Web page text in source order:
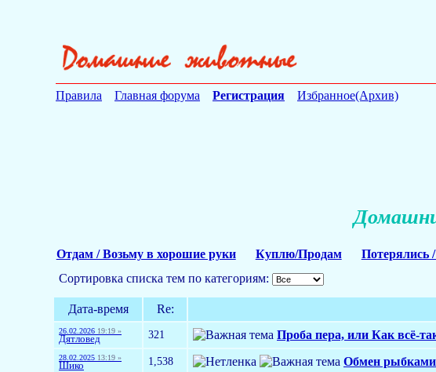
Правила Главная форума Регистрация Избранное(Архив)
Отдам / Возьму в хорошие руки Куплю/Продам Потерялись
Сортировка списка тем по категориям:
Дата-время Re:
26.02.2026 19:19 »
Дятловед 321 Проба пера, или Как всё-
28.02.2025 13:19 »
Шико 1,538 Обмен рыбками